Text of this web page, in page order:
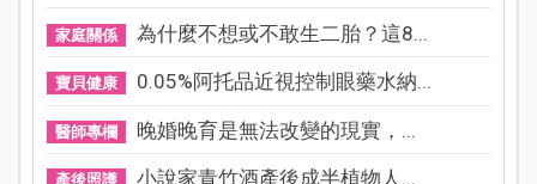
家庭關係 為什麼不想或不敢生二胎？這8...
寶貝健康 0.05%阿托品近視控制眼藥水納...
醫師專欄 晚婚晚育是無法改變的現實，...
產後照護 小說家青竹酒產後成半植物人...